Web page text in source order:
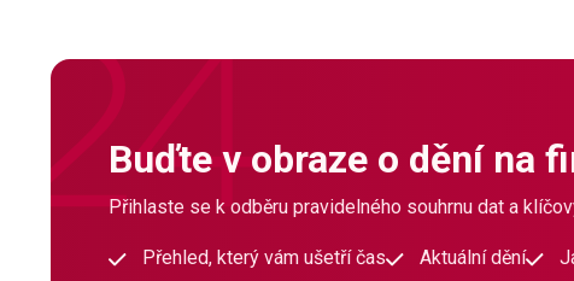
Buďte v obraze o dění na
Přihlaste se k odběru pravidelného souhrnu dat a
Přehled, který vám ušetří čas Aktuální dění